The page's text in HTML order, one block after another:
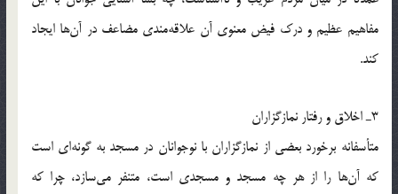
مفاهيم عظيم و درك فيض معنوي آن علاقه‌مندي مضاعف در آن‌ها ايجاد
كند.
3ـ اخلاق و رفتار نمازگزاران
متأسفانه برخورد بعضي از نمازگزاران با نوجوانان در مسجد به گونه‌اي است
كه آن‌ها را از هر چه مسجد و مسجدي است، ‌متنفر مي‌سازد، چرا كه